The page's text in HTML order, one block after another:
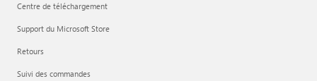
Centre de téléchargement
Support du Microsoft Store
Retours
Suivi des commandes